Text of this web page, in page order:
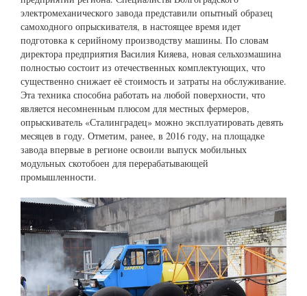
электромеханического завода представили опытный образец
самоходного опрыскивателя, в настоящее время идет
подготовка к серийному производству машины. По словам
директора предприятия Василия Кияева, новая сельхозмашина
полностью состоит из отечественных комплектующих, что
существенно снижает её стоимость и затраты на обслуживание.
Эта техника способна работать на любой поверхности, что
является несомненным плюсом для местных фермеров,
опрыскиватель «Сталинградец» можно эксплуатировать девять
месяцев в году. Отметим, ранее, в 2016 году, на площадке
завода впервые в регионе освоили выпуск мобильных
модульных скотобоен для перерабатывающей
промышленности.